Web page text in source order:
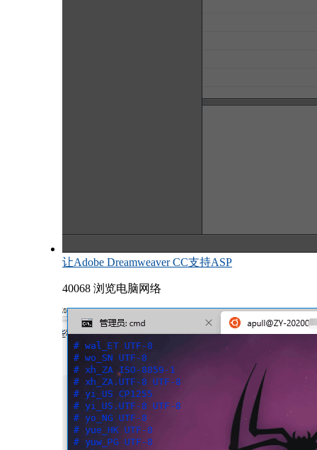
让Adobe Dreamweaver CC支持ASP
40068 浏览电脑网络